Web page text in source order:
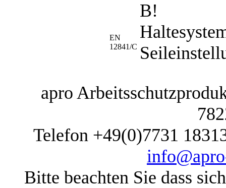
B!
EN
12841/C
apro
Telefon +49(0)7731
Bitte beachten Sie dass